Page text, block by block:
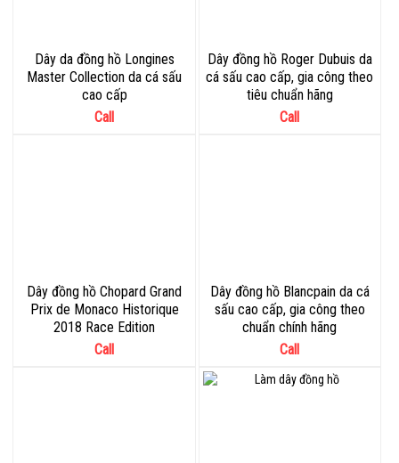
Dây da đồng hồ Longines
Master Collection da cá sấu
cao cấp
Call
Dây đồng hồ Roger Dubuis da
cá sấu cao cấp, gia công theo
tiêu chuẩn hãng
Call
Dây đồng hồ Chopard Grand
Prix de Monaco Historique
2018 Race Edition
Call
Dây đồng hồ Blancpain da cá
sấu cao cấp, gia công theo
chuẩn chính hãng
Call